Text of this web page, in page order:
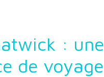
: une
de voyage